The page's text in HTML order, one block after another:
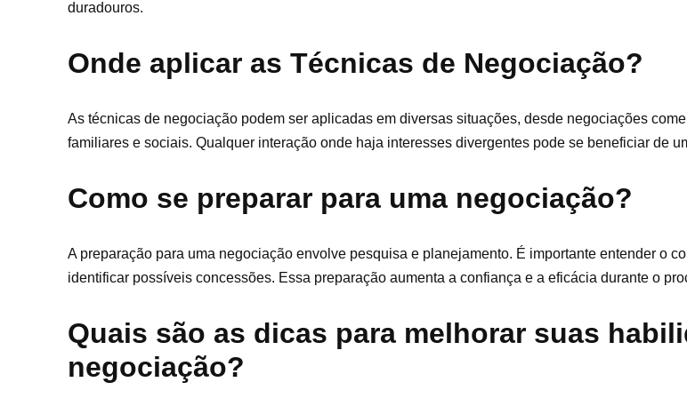
duradouros.
Onde aplicar as Técnicas de Negociação?
As técnicas de negociação podem ser aplicadas em diversas situações, desde negociações
familiares e sociais. Qualquer interação onde haja interesses divergentes pode se beneficiar de
Como se preparar para uma negociação?
A preparação para uma negociação envolve pesquisa e planejamento. É importante entender o
identificar possíveis concessões. Essa preparação aumenta a confiança e a eficácia durante o
Quais são as dicas para melhorar suas
negociação?